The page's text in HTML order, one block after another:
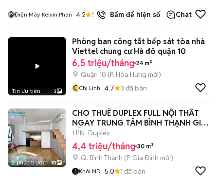
Điện Máy Kelvin Phan 4.2 92đã bánBấm để hiện số Chat
Tin ưu tiên 3
Phòng ban công tắt bếp sát tòa nhà
Viettel chung cư Hà đô quận 10
6,5 triệu/tháng 24 m²
Quận 10 (P. Hòa Hưng mới)
CChị Linh 4.7 3 đã bán
2 phút trước 10
CHO THUÊ DUPLEX FULL NỘI THẤT
NGAY TRUNG TÂM BÌNH THẠNH GIÁ
RẺ
1 PN Duplex
4,4 triệu/tháng 30 m²
Q. Bình Thạnh (P. Gia Định mới)
Khôi ND 5.0 1 đã bán